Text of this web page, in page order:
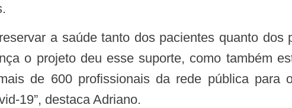
o projeto deu esse suporte, como também
de 600 profissionais da rede pública para
19”, destaca Adriano.